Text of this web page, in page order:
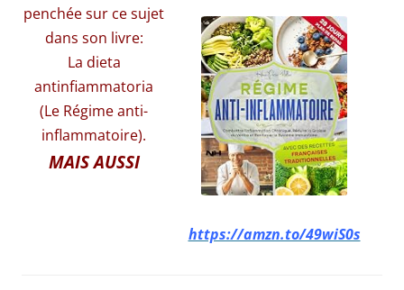
penchée sur ce sujet
dans son livre:
La dieta
antinfiammatoria
(Le Régime anti-
inflammatoire).
MAIS AUSSI
https://amzn.to/49wiS0s